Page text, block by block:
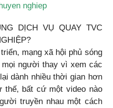
nghiep
DỊCH VỤ QUAY TVC
mạng xã hội phủ sóng
người thay vì xem các
dành nhiều thời gian hơn
thế, bất cứ một video nào
truyền nhau một cách